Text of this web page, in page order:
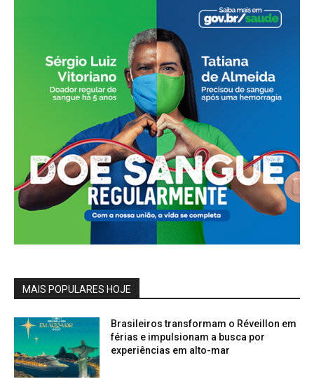
MAIS POPULARES HOJE
Brasileiros transformam o Réveillon em
férias e impulsionam a busca por
experiências em alto-mar